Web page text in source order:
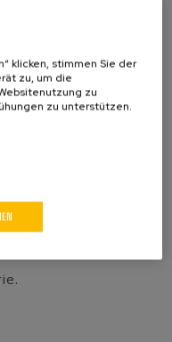
Präsenz weiter
zum neuen
Partner in
wird
Pressen und
für die
klicken, stimmen Sie der
zu, um die
zu
zu unterstützen.